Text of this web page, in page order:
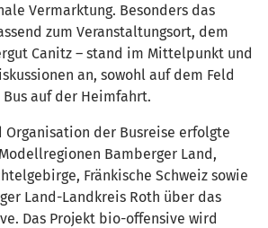
Vermarktung. Besonders das
zum Veranstaltungsort, dem
Canitz – stand im Mittelpunkt und
an, sowohl auf dem Feld
auf der Heimfahrt.
Organisation der Busreise erfolgte
Bamberger Land,
Fränkische Schweiz sowie
Land-Landkreis Roth über das
Das Projekt bio-offensive wird